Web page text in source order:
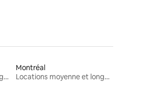
Locations moyenne et longue durée
Montréal
Locations moyenne et longue durée